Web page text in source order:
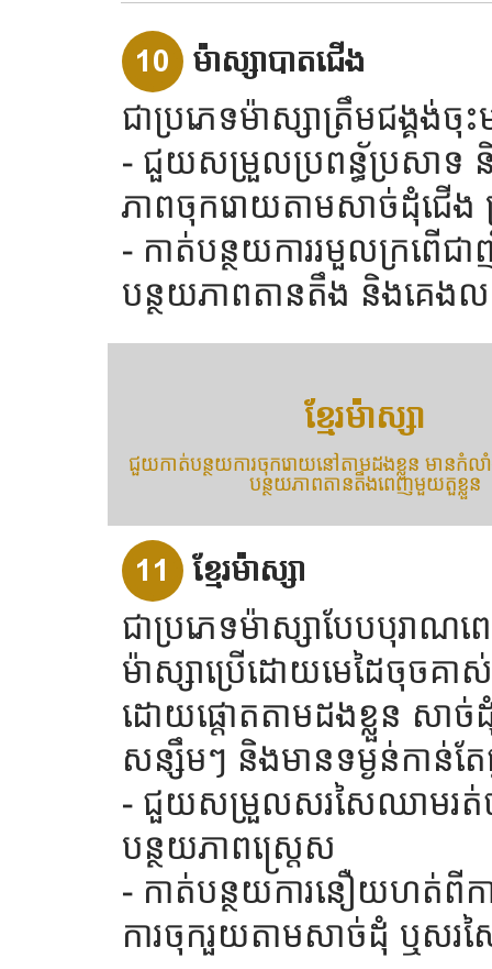
10 ម៉ាស្សាបាតជើង
ជាប្រភេទម៉ាស្សាត្រឹមជង្គង់ចុ
- ជួយសម្រួលប្រពន័្ធប្រសាទ
ភាពចុករោយតាមសាច់ដុំជើង
- កាត់បន្ថយការរមួលក្រពើ
បន្ថយភាពតានតឹង និងគេង
ខ្មែរម៉ាស្សា
ជួយកាត់បន្ថយការចុករោយនៅតាមដងខ្លួន មានកំ
បន្ថយភាពតានតឹងពេញមួយតួខ្លួន
11 ខ្មែរម៉ាស្សា
ជាប្រភេទម៉ាស្សាបែបបុរា
ម៉ាស្សាប្រើដោយមេដៃចុចគ
ដោយផ្តោតតាមដងខ្លួន សាច់
សន្សឹមៗ និងមានទម្ងន់កាន់តែ
- ជួយសម្រួលសរសៃឈាមរត់
បន្ថយភាពស្រ្តេស
- កាត់បន្ថយការនឿយហត់ពីក
ការចុករួយតាមសាច់ដុំ ឬសរ